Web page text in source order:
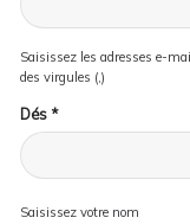
Saisissez les adresses e-
des virgules (,)
Dés *
Saisissez votre nom